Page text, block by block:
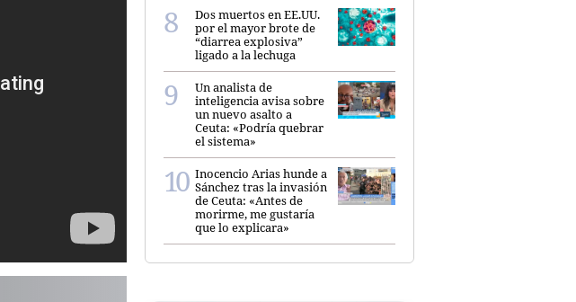
Dos muertos en EE.UU.
por el mayor brote de
“diarrea explosiva”
ligado a la lechuga
Un analista de
inteligencia avisa sobre
un nuevo asalto a
Ceuta: «Podría quebrar
el sistema»
Inocencio Arias hunde a
Sánchez tras la invasión
de Ceuta: «Antes de
morirme, me gustaría
que lo explicara»